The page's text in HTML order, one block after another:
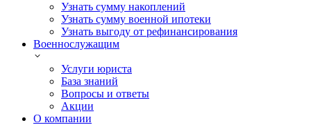
Узнать сумму накоплений
Узнать сумму военной ипотеки
Узнать выгоду от рефинансирования
Военнослужащим
Услуги юриста
База знаний
Вопросы и ответы
Акции
О компании